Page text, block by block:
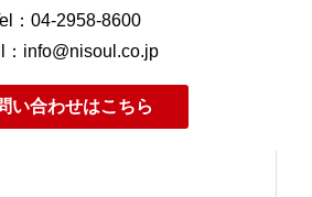
：04-2958-8600
：info@nisoul.co.jp
い合わせはこちら